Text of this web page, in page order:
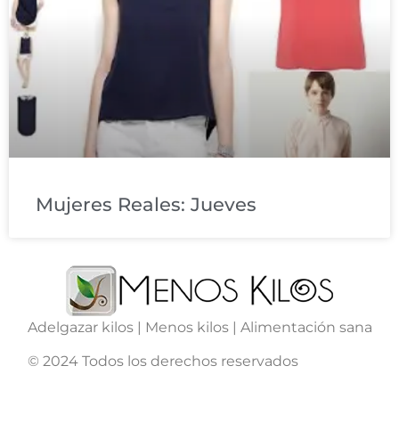
Mujeres Reales: Jueves
Adelgazar kilos | Menos kilos | Alimentación sana
© 2024 Todos los derechos reservados